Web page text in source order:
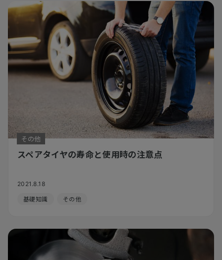
その他
スペアタイヤの寿命と使用時の注意点
2021.8.18
基礎知識 その他